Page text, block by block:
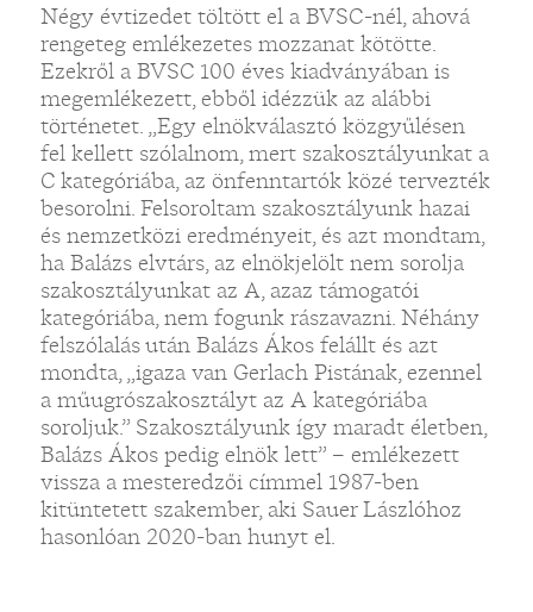
Négy évtizedet töltött el a BVSC-nél, ahová
rengeteg emlékezetes mozzanat kötötte.
Ezekről a BVSC 100 éves kiadványában is
megemlékezett, ebből idézzük az alábbi
történetet. „Egy elnökválasztó közgyűlésen
fel kellett szólalnom, mert szakosztályunkat a
C kategóriába, az önfenntartók közé tervezték
besorolni. Felsoroltam szakosztályunk hazai
és nemzetközi eredményeit, és azt mondtam,
ha Balázs elvtárs, az elnökjelölt nem sorolja
szakosztályunkat az A, azaz támogatói
kategóriába, nem fogunk rászavazni. Néhány
felszólalás után Balázs Ákos felállt és azt
mondta, „igaza van Gerlach Pistának, ezennel
a műugrószakosztályt az A kategóriába
soroljuk.” Szakosztályunk így maradt életben,
Balázs Ákos pedig elnök lett” – emlékezett
vissza a mesteredzői címmel 1987-ben
kitüntetett szakember, aki Sauer Lászlóhoz
hasonlóan 2020-ban hunyt el.